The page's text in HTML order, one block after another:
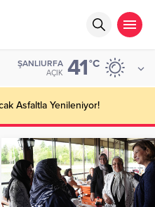
ŞANLIURFA
AÇIK 41°C
Asfaltla Yenileniyor!